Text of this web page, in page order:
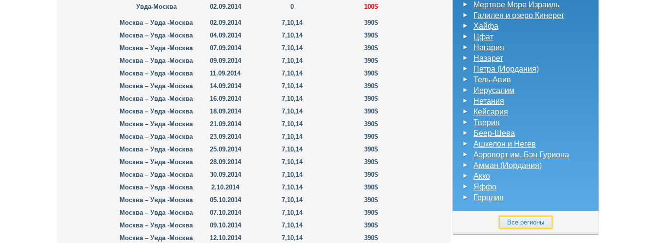
Увда-Москва 02.09.2014 0 100$
Москва – Увда -Москва 02.09.2014 7,10,14
390$
Москва – Увда -Москва
04.09.2014 7,10,14
390$
Москва – Увда -Москва
07.09.2014 7,10,14
390$
Москва – Увда -Москва
09.09.2014 7,10,14
390$
Москва – Увда -Москва
11.09.2014 7,10,14
390$
Москва – Увда -Москва
14.09.2014 7,10,14
390$
Москва – Увда -Москва
16.09.2014 7,10,14
390$
Москва – Увда -Москва
18.09.2014 7,10,14
390$
Москва – Увда -Москва
21.09.2014 7,10,14
390$
Москва – Увда -Москва
23.09.2014 7,10,14
390$
Москва – Увда -Москва
25.09.2014 7,10,14
390$
Москва – Увда -Москва
28.09.2014 7,10,14
390$
Москва – Увда -Москва
30.09.2014 7,10,14
390$
Москва – Увда -Москва
2.10.2014 7,10,14
390$
Москва – Увда -Москва
05.10.2014 7,10,14
390$
Москва – Увда -Москва
07.10.2014 7,10,14
390$
Москва – Увда -Москва
09.10.2014 7,10,14
390$
Москва – Увда -Москва
12.10.2014 7,10,14
390$
Мертвое Море Израиль
Галилея и озеро Кинерет
Хайфа
Цфат
Нагария
Назарет
Петра (Иордания)
Тель-Авив
Иерусалим
Нетания
Кейсария
Тверия
Беер-Шева
Ашкелон и Негев
Аэропорт им. Бэн Гуриона
Амман (Иордания)
Акко
Яффо
Герцлия
Все регионы